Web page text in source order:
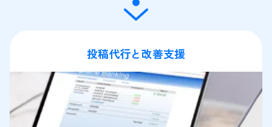
投稿代行と改善支援